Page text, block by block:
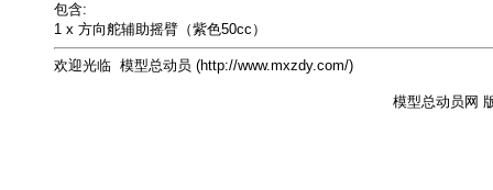
包含:
1 x 方向舵辅助摇臂（紫色50cc）
欢迎光临 模型总动员 (http://www.mxzdy.com/)
模型总动员网